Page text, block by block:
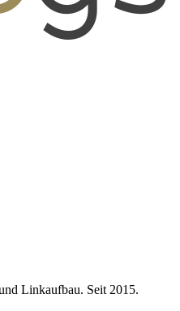
Linkaufbau. Seit 2015.